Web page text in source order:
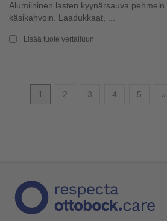
Alumiininen lasten kyynärsauva
käsikahvoin. Laadukkaat, ...
Lisää tuote vertailuun
1 2 3 4 5 »